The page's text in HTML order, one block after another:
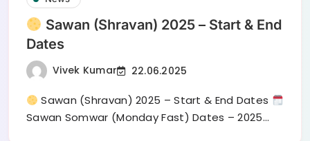
Sawan (Shravan) 2025 – Start & End
Dates
Vivek Kumar 22.06.2025
Sawan (Shravan) 2025 – Start & End Dates
Sawan Somwar (Monday Fast) Dates – 2025…